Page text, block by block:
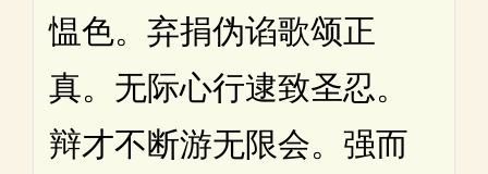
愠色。弃捐伪谄歌颂正
真。无际心行逮致圣忍。
辩才不断游无限会。强而